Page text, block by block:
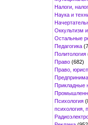
Налоги,
Наука и
Оккультизм
Остальные
Педагогика
Политология
Право (682)
Право,
Прикладные
Психология
психология,